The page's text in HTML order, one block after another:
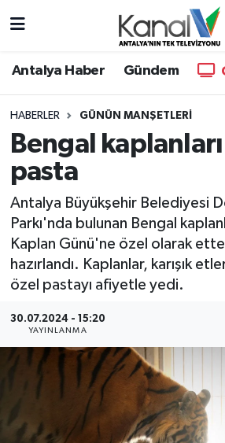
Antalya Haber Gündem
HABERLER GÜNÜN MANŞETLERI
Bengal
pasta
Antalya Büyükşehir Belediyesi
Parkı'nda bulunan Bengal
Kaplan Günü'ne özel olarak
hazırlandı. Kaplanlar, karışık
özel pastayı afiyetle yedi.
30.07.2024 - 15:20
YAYINLANMA
Antalya Haber
Dünya
Eğitim
Ekonomi
Gündem
Haberler
KANALV Spor
Hava Durumu
Trafik Durumu
Süper Lig Puan Durumu ve
Tüm Manşetler
Son Dakika Haberleri